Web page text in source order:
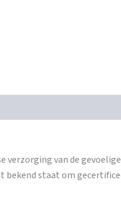
verzorging van de
bekend staat om